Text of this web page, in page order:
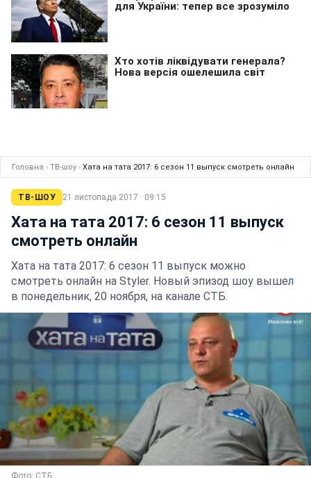
Головна › ТВ-шоу › Хата на тата 2017: 6 сезон 11 выпуск смотреть онлайн
ТВ-ШОУ 21 листопада 2017 · 09:15
Хата на тата 2017: 6 сезон 11 выпуск
смотреть онлайн
Хата на тата 2017: 6 сезон 11 выпуск можно
смотреть онлайн на Styler. Новый эпизод шоу вышел
в понедельник, 20 ноября, на канале СТБ.
Фото: СТБ